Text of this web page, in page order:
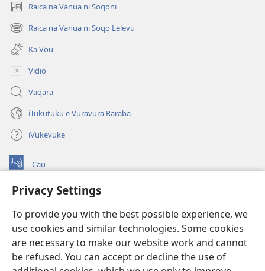
Privacy Settings
To provide you with the best possible experience, we
use cookies and similar technologies. Some cookies
are necessary to make our website work and cannot
be refused. You can accept or decline the use of
Raica na Vanua ni Soqoni
(opens
new
window)
Raica na Vanua ni Soqo Lelevu
(opens
new
window)
Ka Vou
Vidio
Vaqara
iTukutuku e Vuravura Raraba
iVukevuke
Cau
(opens
window)Watchtower LAIBRI ENA INTERNET™
new
window)JW Hub ®
(opens
new
window)
®